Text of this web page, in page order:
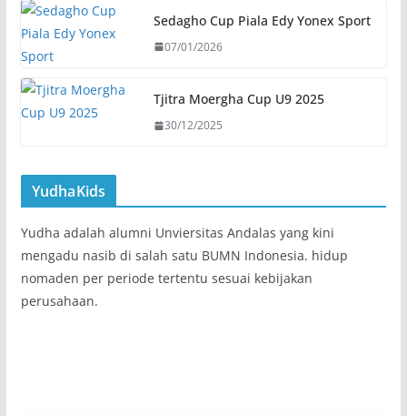
Sedagho Cup Piala Edy Yonex Sport
07/01/2026
Tjitra Moergha Cup U9 2025
30/12/2025
YudhaKids
Yudha adalah alumni Unviersitas Andalas yang kini
mengadu nasib di salah satu BUMN Indonesia. hidup
nomaden per periode tertentu sesuai kebijakan
perusahaan.